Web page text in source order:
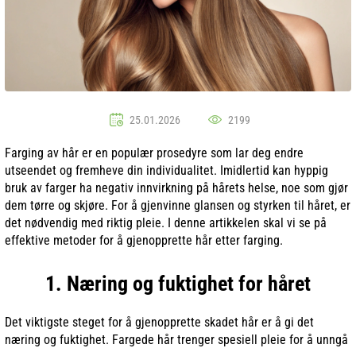
25.01.2026 2199
Farging av hår er en populær prosedyre som lar deg endre
utseendet og fremheve din individualitet. Imidlertid kan hyppig
bruk av farger ha negativ innvirkning på hårets helse, noe som gjør
dem tørre og skjøre. For å gjenvinne glansen og styrken til håret, er
det nødvendig med riktig pleie. I denne artikkelen skal vi se på
effektive metoder for å gjenopprette hår etter farging.
1. Næring og fuktighet for håret
Det viktigste steget for å gjenopprette skadet hår er å gi det
næring og fuktighet. Fargede hår trenger spesiell pleie for å unngå